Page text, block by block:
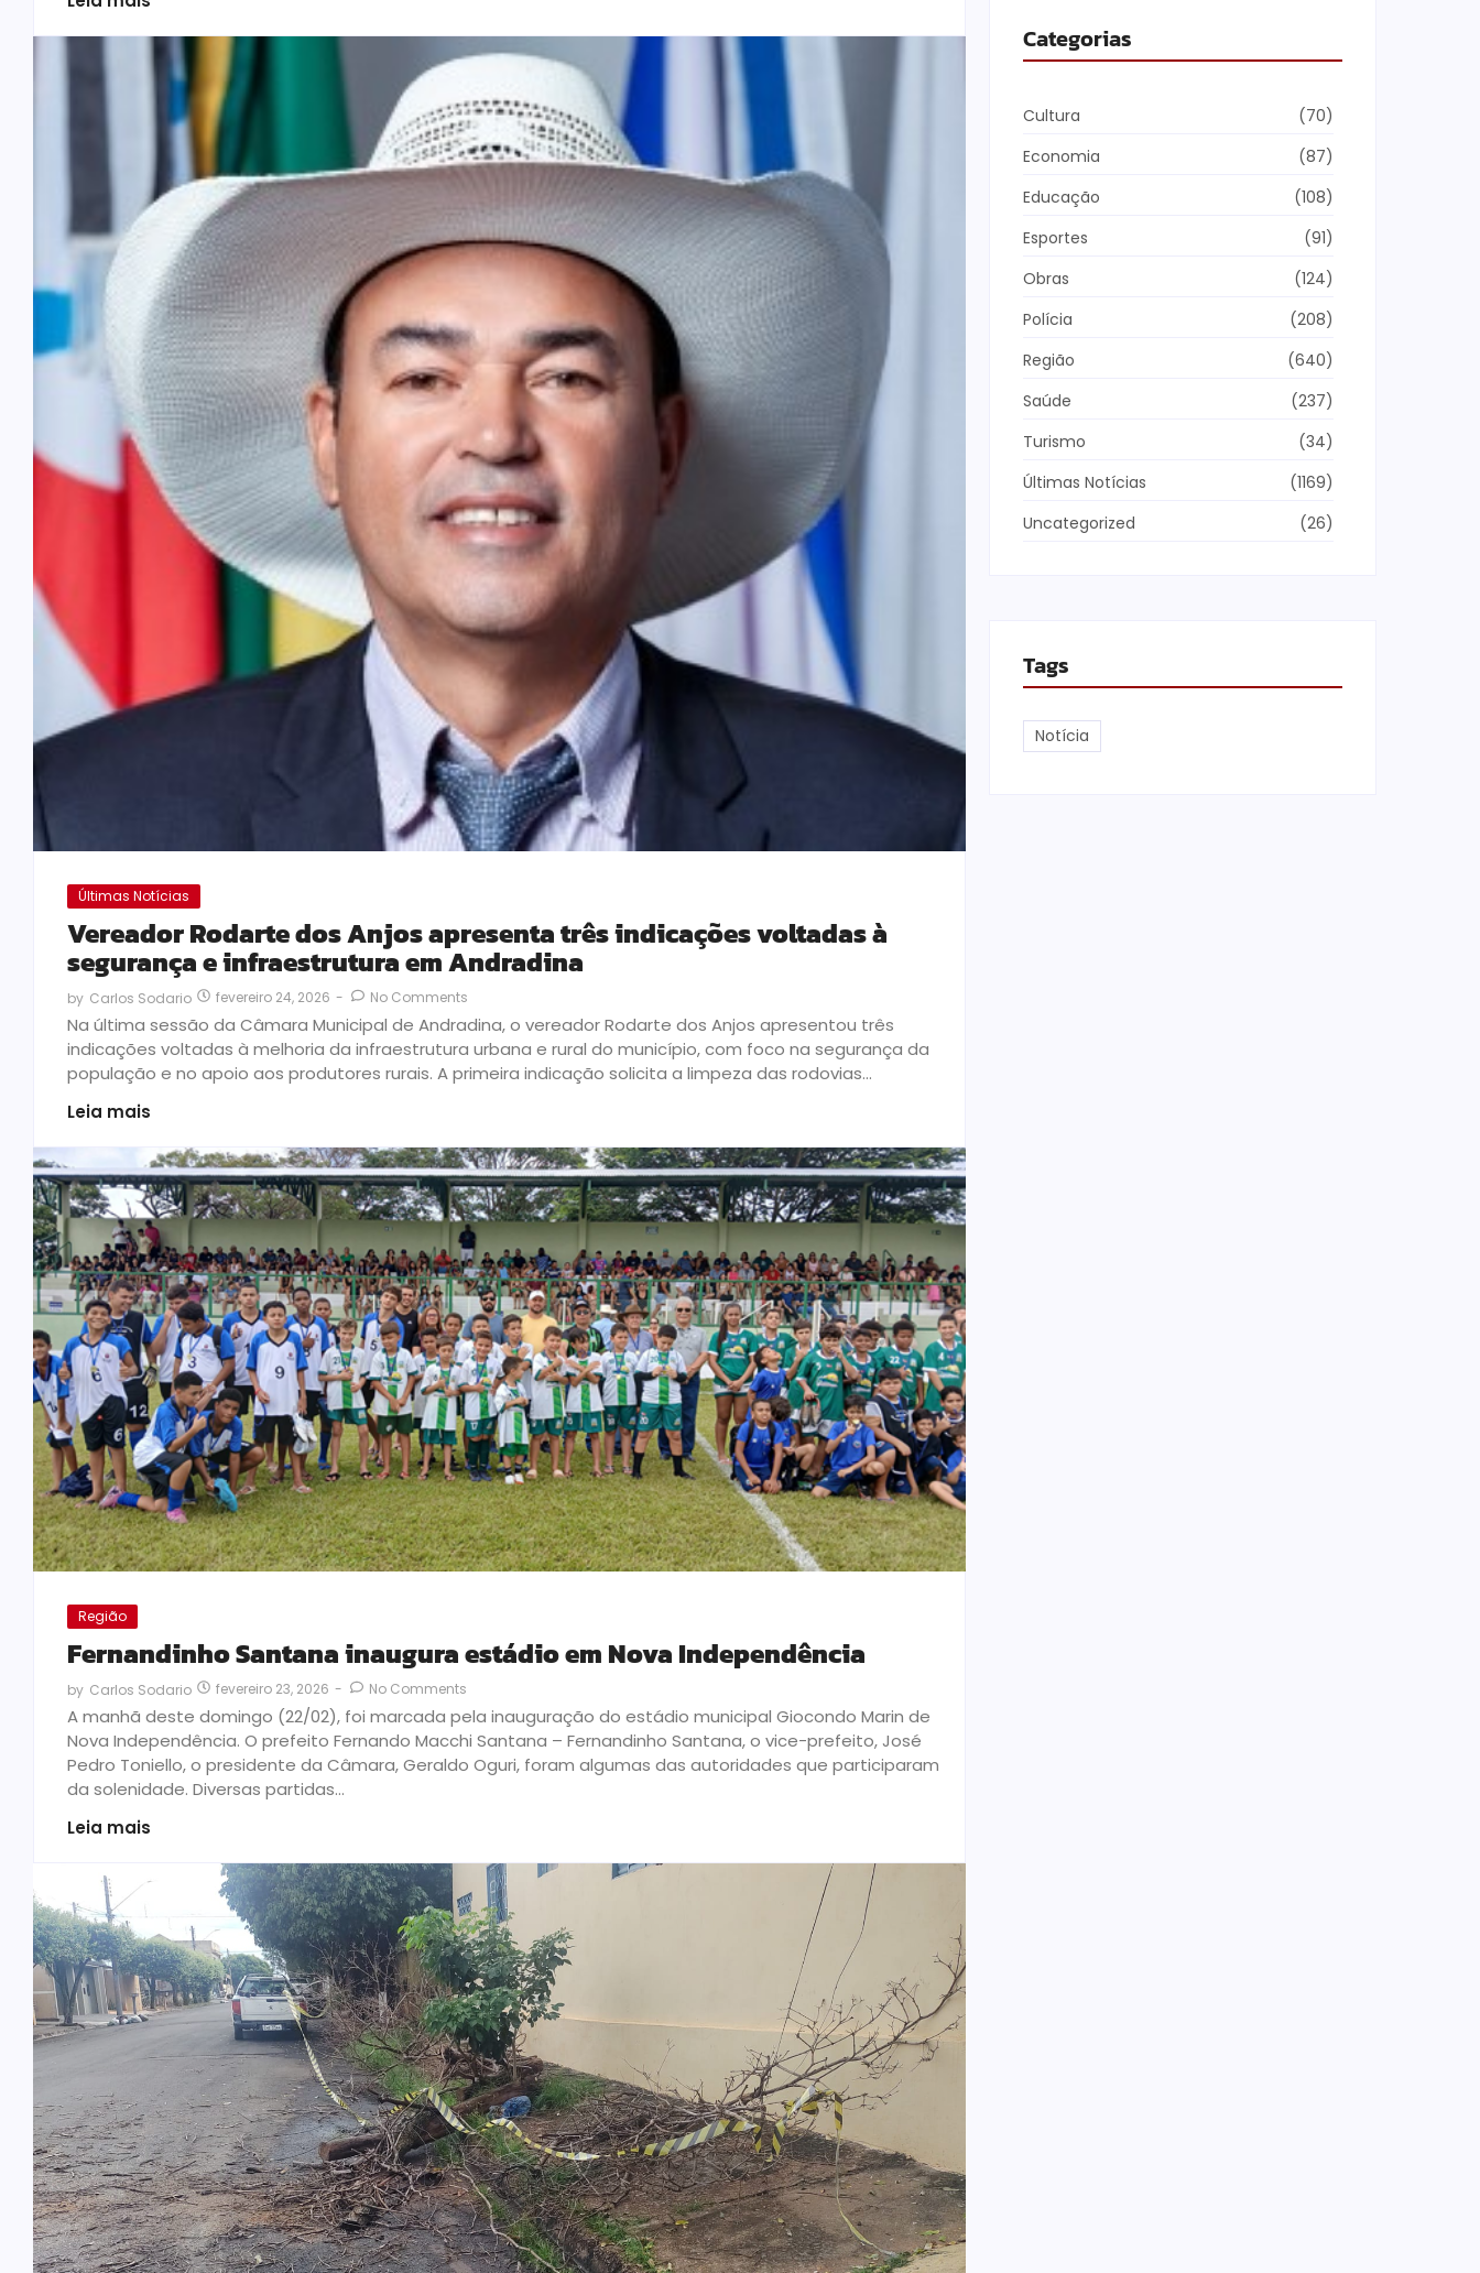
Últimas Notícias
Vereador Rodarte dos Anjos apresenta três indicações voltadas à
segurança e infraestrutura em Andradina
by Carlos Sodario fevereiro 24, 2026 - No Comments
Na última sessão da Câmara Municipal de Andradina, o vereador Rodarte dos Anjos apresentou três
indicações voltadas à melhoria da infraestrutura urbana e rural do município, com foco na segurança da
população e no apoio aos produtores rurais. A primeira indicação solicita a limpeza das rodovias...
Leia mais
Região
Fernandinho Santana inaugura estádio em Nova Independência
by Carlos Sodario fevereiro 23, 2026 - No Comments
A manhã deste domingo (22/02), foi marcada pela inauguração do estádio municipal Giocondo Marin de
Nova Independência. O prefeito Fernando Macchi Santana – Fernandinho Santana, o vice-prefeito, José
Pedro Toniello, o presidente da Câmara, Geraldo Oguri, foram algumas das autoridades que participaram
da solenidade. Diversas partidas...
Leia mais
Categorias
Cultura
(70)
Economia
(87)
Educação
(108)
Esportes
(91)
Obras
(124)
Polícia
(208)
Região
(640)
Saúde
(237)
Turismo
(34)
Últimas Notícias
(1169)
Uncategorized
(26)
Tags
Notícia